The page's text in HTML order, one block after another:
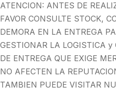
ATENCION: ANTES DE
FAVOR CONSULTE STOCK,
DEMORA EN LA ENTREGA
GESTIONAR LA LOGISTICA
DE ENTREGA QUE EXIGE
NO AFECTEN LA
TAMBIEN PUEDE VISITAR